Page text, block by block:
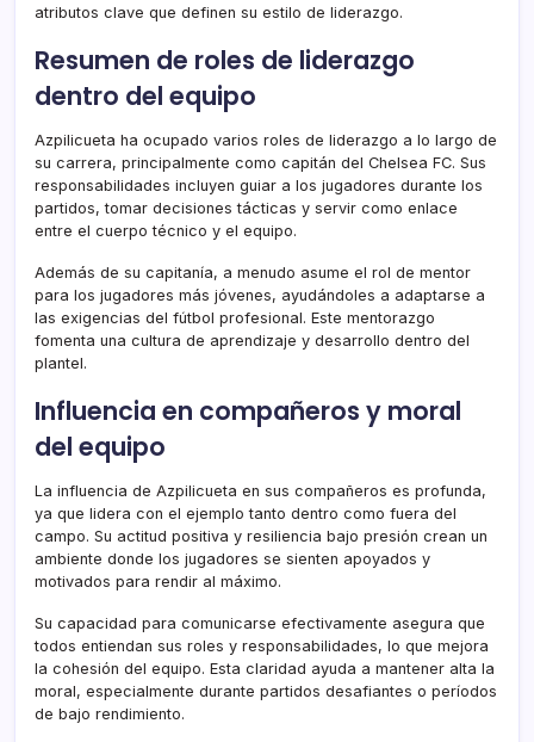
atributos clave que definen su estilo de liderazgo.
Resumen de roles de liderazgo
dentro del equipo
Azpilicueta ha ocupado varios roles de liderazgo a lo largo de
su carrera, principalmente como capitán del Chelsea FC. Sus
responsabilidades incluyen guiar a los jugadores durante los
partidos, tomar decisiones tácticas y servir como enlace
entre el cuerpo técnico y el equipo.
Además de su capitanía, a menudo asume el rol de mentor
para los jugadores más jóvenes, ayudándoles a adaptarse a
las exigencias del fútbol profesional. Este mentorazgo
fomenta una cultura de aprendizaje y desarrollo dentro del
plantel.
Influencia en compañeros y moral
del equipo
La influencia de Azpilicueta en sus compañeros es profunda,
ya que lidera con el ejemplo tanto dentro como fuera del
campo. Su actitud positiva y resiliencia bajo presión crean un
ambiente donde los jugadores se sienten apoyados y
motivados para rendir al máximo.
Su capacidad para comunicarse efectivamente asegura que
todos entiendan sus roles y responsabilidades, lo que mejora
la cohesión del equipo. Esta claridad ayuda a mantener alta la
moral, especialmente durante partidos desafiantes o períodos
de bajo rendimiento.